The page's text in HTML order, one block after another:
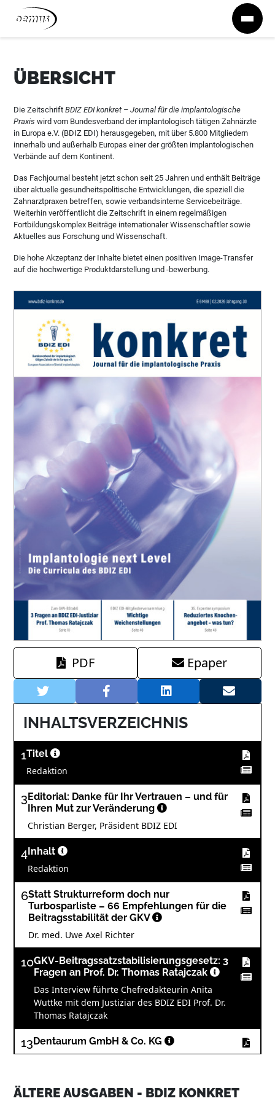
Zum Inhalt springen
ÜBERSICHT
Die ZeitschriftBDIZ EDI konkret – Journal für die implantologische
Praxis wird vom Bundesverband der implantologisch tätigen Zahnärzte
in Europa e.V. (BDIZ EDI) herausgegeben, mit über 5.800 Mitgliedern
innerhalb und außerhalb Europas einer der größten implantologischen
Verbände auf dem Kontinent.
Das Fachjournal besteht jetzt schon seit 25 Jahren und enthält Beiträge
über aktuelle gesundheitspolitische Entwicklungen, die speziell die
Zahnarztpraxen betreffen, sowie verbandsinterne Servicebeiträge.
Weiterhin veröffentlicht die Zeitschrift in einem regelmäßigen
Fortbildungskomplex Beiträge internationaler Wissenschaftler sowie
Aktuelles aus Forschung und Wissenschaft.
Die hohe Akzeptanz der Inhalte bietet einen positiven Image-Transfer
auf die hochwertige Produktdarstellung und -bewerbung.
PDF Epaper
INHALTSVERZEICHNIS
1Titel
Redaktion
3 Editorial: Danke für Ihr Vertrauen – und für
Ihren Mut zur Veränderung
Christian Berger, Präsident BDIZ EDI
4 Inhalt
Redaktion
6Statt Strukturreform doch nur
Turbosparliste – 66 Empfehlungen für die
Beitragsstabilität der GKV
Dr. med. Uwe Axel Richter
10GKV-Beitragssatzstabilisierungsgesetz: 3
Fragen an Prof. Dr. Thomas Ratajczak
Das Interview führte Chefredakteurin Anita
Wuttke mit dem Justiziar des BDIZ EDI Prof. Dr.
Thomas Ratajczak
13 Dentaurum GmbH & Co. KG
14
Gesetzentwurf – Zahnmedizin im Fokus
ÄLTERE AUSGABEN - BDIZ KONKRET